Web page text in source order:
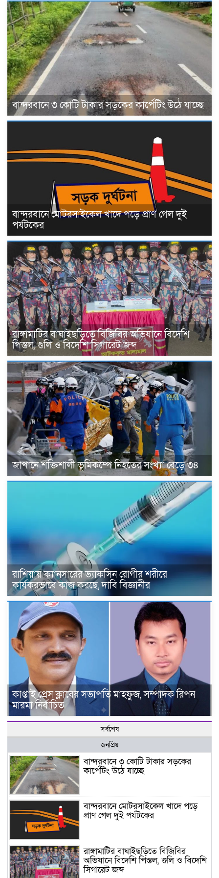
বান্দরবানে ৩ কোটি টাকার সড়কের কার্পেটিং উঠে যাচ্ছে
বান্দরবানে মোটরসাইকেল খাদে পড়ে প্রাণ গেল দুই
পর্যটকের
রাঙ্গামাটির বাঘাইছড়িতে বিজিবির অভিযানে বিদেশি
পিস্তল, গুলি ও বিদেশি সিগারেট জব্দ
জাপানে শক্তিশালী ভূমিকম্পে নিহতের সংখ্যা বেড়ে ৩৪
রাশিয়ায় ক্যানসারের ভ্যাকসিন রোগীর শরীরে
কার্যকরভাবে কাজ করছে, দাবি বিজ্ঞানীর
কাপ্তাই প্রেস ক্লাবের সভাপতি মাহফুজ, সম্পাদক রিপন
মারমা নির্বাচিত
সর্বশেষ
জনপ্রিয়
বান্দরবানে ৩ কোটি টাকার সড়কের
কার্পেটিং উঠে যাচ্ছে
বান্দরবানে মোটরসাইকেল খাদে পড়ে
প্রাণ গেল দুই পর্যটকের
রাঙ্গামাটির বাঘাইছড়িতে বিজিবির
অভিযানে বিদেশি পিস্তল, গুলি ও বিদেশি
সিগারেট জব্দ